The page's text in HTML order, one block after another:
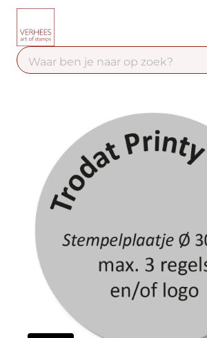
Contact